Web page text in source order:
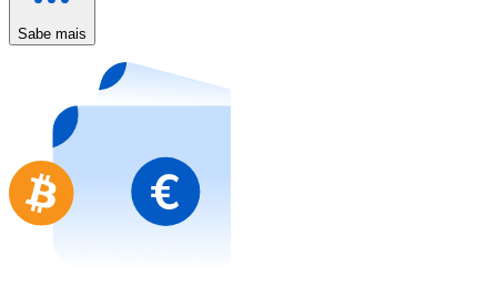
Compre cartões-presente das suas marcas favoritas
Ir para a loja de cartões-presente
Sabe mais